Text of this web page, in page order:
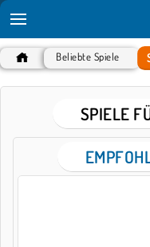
Beliebte Spiele
SPIELE